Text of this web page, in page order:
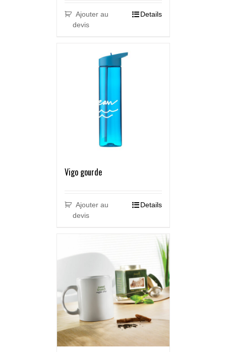
Ajouter au
devis
Details
Vigo gourde
Ajouter au
devis
Details